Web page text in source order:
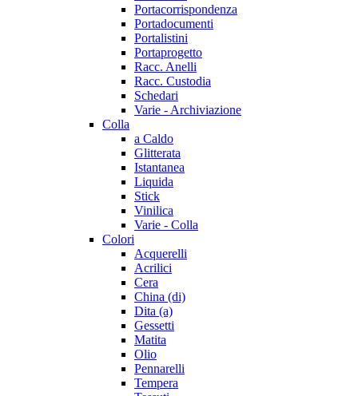
Portacorrispondenza
Portadocumenti
Portalistini
Portaprogetto
Racc. Anelli
Racc. Custodia
Schedari
Varie - Archiviazione
Colla
a Caldo
Glitterata
Istantanea
Liquida
Stick
Vinilica
Varie - Colla
Colori
Acquerelli
Acrilici
Cera
China (di)
Dita (a)
Gessetti
Matita
Olio
Pennarelli
Tempera